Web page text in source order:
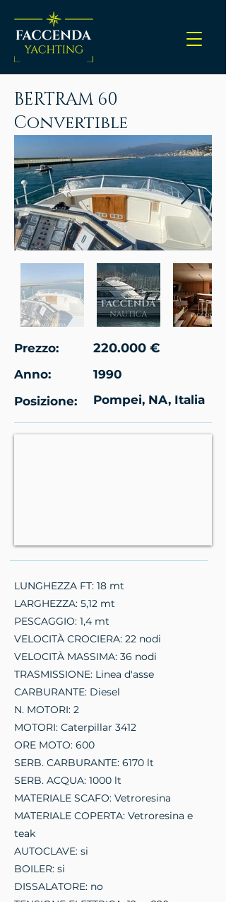
BERTRAM 60
Convertible
Prezzo: 220.000 €
Anno:
1990
Posizione:
Pompei, NA, Italia
LUNGHEZZA FT: 18 mt
LARGHEZZA: 5,12 mt
PESCAGGIO: 1,4 mt
VELOCITÀ CROCIERA: 22 nodi
VELOCITÀ MASSIMA: 36 nodi
TRASMISSIONE: Linea d'asse
CARBURANTE: Diesel
N. MOTORI: 2
MOTORI: Caterpillar 3412
ORE MOTO: 600
SERB. CARBURANTE: 6170 lt
SERB. ACQUA: 1000 lt
MATERIALE SCAFO: Vetroresina
MATERIALE COPERTA: Vetroresina e
teak
AUTOCLAVE: si
BOILER: si
DISSALATORE: no